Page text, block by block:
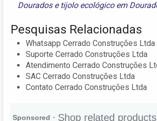
Douradose tijolo ecológico em
Pesquisas Relacionadas
Whatsapp Cerrado Construções Ltda
Suporte Cerrado Construções Ltda
Atendimento Cerrado Construções
SAC Cerrado Construções Ltda
Contato Cerrado Construções Ltda